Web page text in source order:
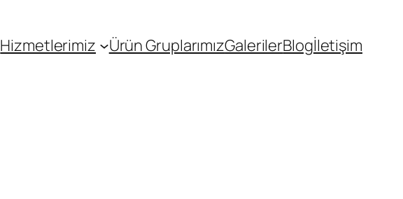
Hizmetlerimiz Ürün GruplarımızGalerilerBlogİletişim